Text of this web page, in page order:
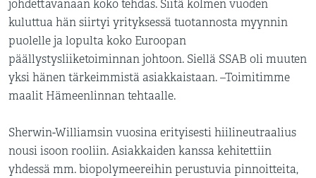
johdettavanaan koko tehdas. Siitä kolmen vuoden
kuluttua hän siirtyi yrityksessä tuotannosta myynnin
puolelle ja lopulta koko Euroopan
päällystysliiketoiminnan johtoon. Siellä SSAB oli muuten
yksi hänen tärkeimmistä asiakkaistaan. –Toimitimme
maalit Hämeenlinnan tehtaalle.
Sherwin-Williamsin vuosina erityisesti hiilineutraalius
nousi isoon rooliin. Asiakkaiden kanssa kehitettiin
yhdessä mm. biopolymeereihin perustuvia pinnoitteita,